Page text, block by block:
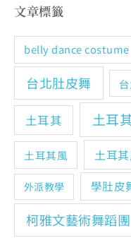
文章標籤
belly dance costume
台北肚皮舞
土耳其 土耳
土耳其風 土耳
外派教學 學肚皮
柯雅文藝術舞蹈團